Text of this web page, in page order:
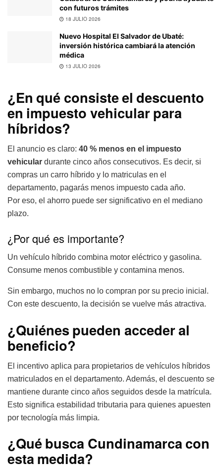
con futuros trámites
18 JULIO 2026
Nuevo Hospital El Salvador de Ubaté:
inversión histórica cambiará la atención
médica
13 JULIO 2026
¿En qué consiste el descuento
en impuesto vehicular para
híbridos?
El anuncio es claro: 40 % menos en el impuesto
vehicular durante cinco años consecutivos. Es decir, si
compras un carro híbrido y lo matriculas en el
departamento, pagarás menos impuesto cada año.
Por eso, el ahorro puede ser significativo en el mediano
plazo.
¿Por qué es importante?
Un vehículo híbrido combina motor eléctrico y gasolina.
Consume menos combustible y contamina menos.
Sin embargo, muchos no lo compran por su precio inicial.
Con este descuento, la decisión se vuelve más atractiva.
¿Quiénes pueden acceder al
beneficio?
El incentivo aplica para propietarios de vehículos híbridos
matriculados en el departamento. Además, el descuento se
mantiene durante cinco años seguidos desde la matrícula.
Esto significa estabilidad tributaria para quienes apuesten
por tecnología más limpia.
¿Qué busca Cundinamarca con
esta medida?